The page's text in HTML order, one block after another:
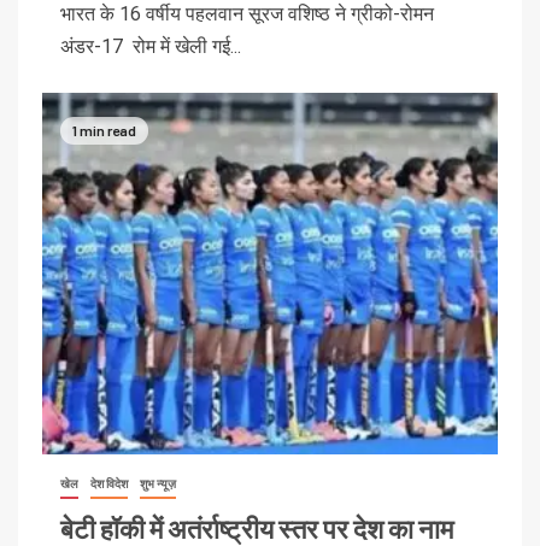
भारत के 16 वर्षीय पहलवान सूरज वशिष्ठ ने ग्रीको-रोमन
अंडर-17 रोम में खेली गई...
1 min read
खेल देश विदेश शुभ न्यूज़
बेटी हॉकी में अतंर्राष्ट्रीय स्तर पर देश का नाम